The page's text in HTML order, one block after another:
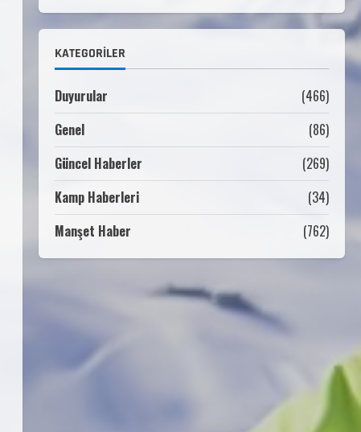
31 Temmuz 2026
3
TÜRKİYE ŞAMPİYONASI GÖREVLİ
18 Temmuz 2026
KATEGORILER
Duyurular
(466)
Genel
(86)
Güncel Haberler
(269)
Kamp Haberleri
(34)
Manşet Haber
(762)